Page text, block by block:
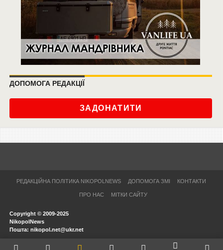
ДОПОМОГА РЕДАКЦІЇ
ЗАДОНАТИТИ
РЕДАКЦІЙНА ПОЛІТИКА NIKOPOLNEWS ДОПОМОГА ЗМІ КОНТАКТИ
ПРО НАС МІТКИ САЙТУ
Copyright © 2009-2025
NikopolNews
Пошта: nikopol.net@ukr.net